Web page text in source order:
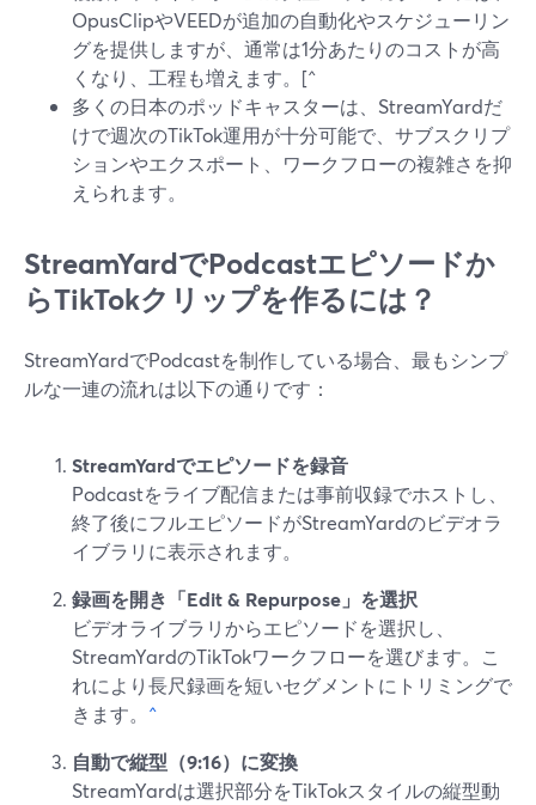
OpusClipやVEEDが追加の自動化やスケジューリン
グを提供しますが、通常は1分あたりのコストが高
くなり、工程も増えます。[^
多くの日本のポッドキャスターは、StreamYardだ
けで週次のTikTok運用が十分可能で、サブスクリプ
ションやエクスポート、ワークフローの複雑さを抑
えられます。
StreamYardでPodcastエピソードか
らTikTokクリップを作るには？
StreamYardでPodcastを制作している場合、最もシンプ
ルな一連の流れは以下の通りです：
StreamYardでエピソードを録音
Podcastをライブ配信または事前収録でホストし、
終了後にフルエピソードがStreamYardのビデオラ
イブラリに表示されます。
録画を開き「Edit & Repurpose」を選択
ビデオライブラリからエピソードを選択し、
StreamYardのTikTokワークフローを選びます。こ
れにより長尺録画を短いセグメントにトリミングで
きます。 ^
自動で縦型（9:16）に変換
StreamYardは選択部分をTikTokスタイルの縦型動